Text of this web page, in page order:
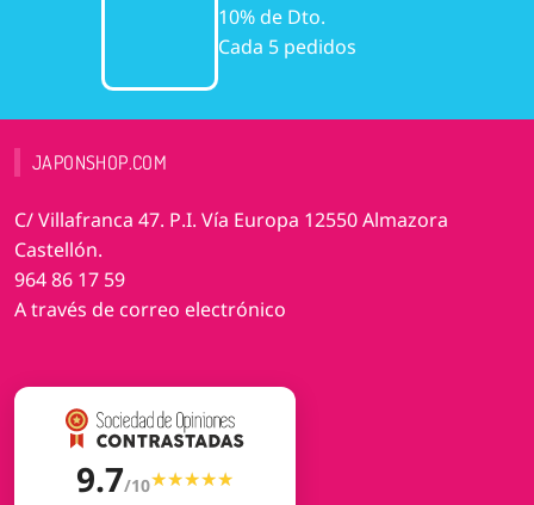
10% de Dto.
Cada 5 pedidos
JAPONSHOP.COM
C/ Villafranca 47. P.I. Vía Europa 12550 Almazora
Castellón.
964 86 17 59
A través de correo electrónico
9.7/10★★★★★
★★★★★